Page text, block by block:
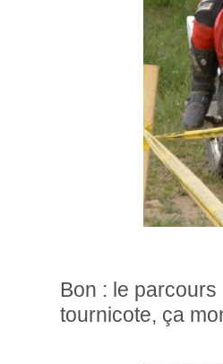
Bon : le
tournicote, ça